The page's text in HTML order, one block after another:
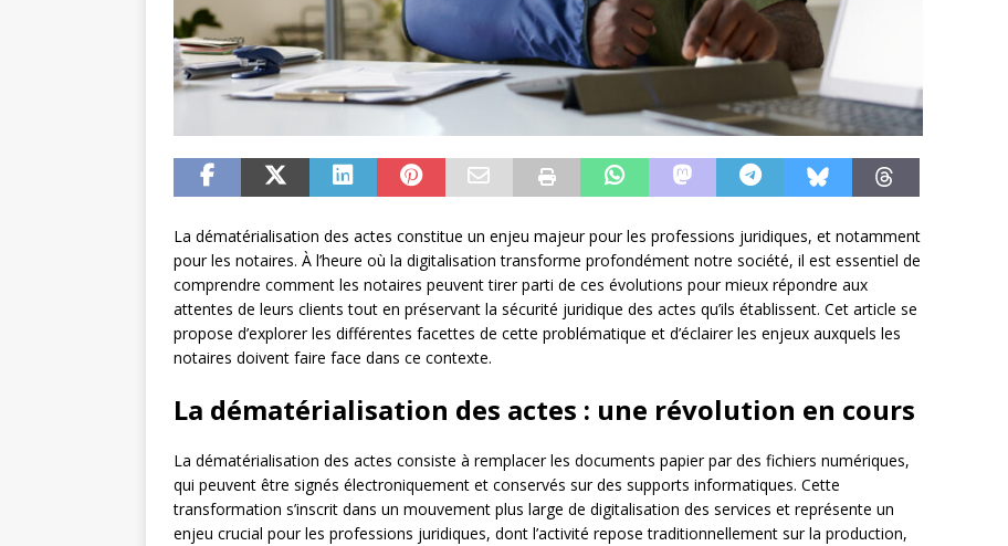
La dématérialisation des actes constitue un enjeu majeur pour les professions juridiques, et notamment
pour les notaires. À l’heure où la digitalisation transforme profondément notre société, il est essentiel de
comprendre comment les notaires peuvent tirer parti de ces évolutions pour mieux répondre aux
attentes de leurs clients tout en préservant la sécurité juridique des actes qu’ils établissent. Cet article se
propose d’explorer les différentes facettes de cette problématique et d’éclairer les enjeux auxquels les
notaires doivent faire face dans ce contexte.
La dématérialisation des actes : une révolution en cours
La dématérialisation des actes consiste à remplacer les documents papier par des fichiers numériques,
qui peuvent être signés électroniquement et conservés sur des supports informatiques. Cette
transformation s’inscrit dans un mouvement plus large de digitalisation des services et représente un
enjeu crucial pour les professions juridiques, dont l’activité repose traditionnellement sur la production,